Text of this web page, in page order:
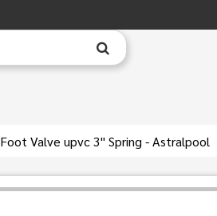
Foot Valve upvc 3" Spring - Astralpool